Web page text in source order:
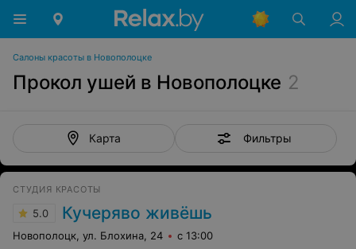
Салоны красоты в Новополоцке
Прокол ушей в Новополоцке 2
Карта Фильтры
СТУДИЯ КРАСОТЫ
5.0 Кучеряво живёшь
Новополоцк, ул. Блохина, 24 с 13:00